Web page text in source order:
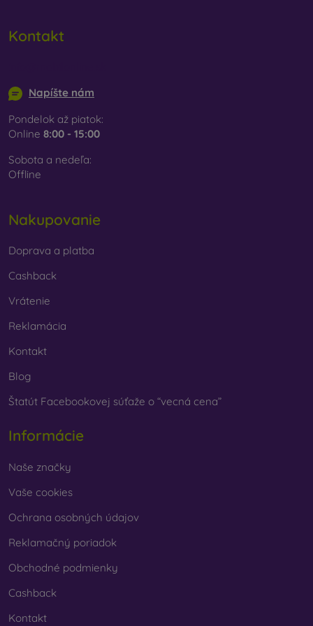
Kontakt
Napíšte nám
Pondelok až piatok:
Online 8:00 - 15:00
Sobota a nedeľa:
Offline
Nakupovanie
Doprava a platba
Cashback
Vrátenie
Reklamácia
Kontakt
Blog
Štatút Facebookovej súťaže o “vecná cena”
Informácie
Naše značky
Vaše cookies
Ochrana osobných údajov
Reklamačný poriadok
Obchodné podmienky
Cashback
Kontakt